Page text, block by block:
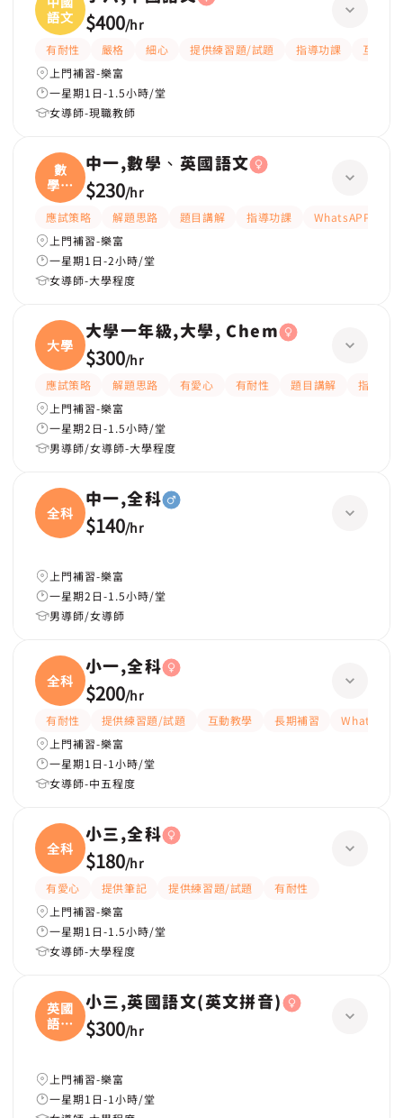
語文
$400/hr
有耐性 嚴格 細心 提供練習題/試題 指導功課
互動教
上門補習-樂富
一星期1日-1.5小時/堂
女導師-現職教師
數
學、
英國
中一,數學、英國語文
$230/hr
應試策略 解題思路 題目講解 指導功課
WhatsAPP問功
上門補習-樂富
一星期1日-2小時/堂
女導師-大學程度
大學
大學一年級,大學, Chem
$300/hr
應試策略 解題思路 有愛心 有耐性 題目講解
指導功課
上門補習-樂富
一星期2日-1.5小時/堂
男導師/女導師-大學程度
全科
中一,全科
$140/hr
上門補習-樂富
一星期2日-1.5小時/堂
男導師/女導師
全科
小一,全科
$200/hr
有耐性 提供練習題/試題 互動教學 長期補習
WhatsAPP
上門補習-樂富
一星期1日-1小時/堂
女導師-中五程度
全科
小三,全科
$180/hr
有愛心 提供筆記 提供練習題/試題
有耐性
上門補習-樂富
一星期1日-1.5小時/堂
女導師-大學程度
英國
語文
(
小三,英國語文(英文拼音)
$300/hr
上門補習-樂富
一星期1日-1小時/堂